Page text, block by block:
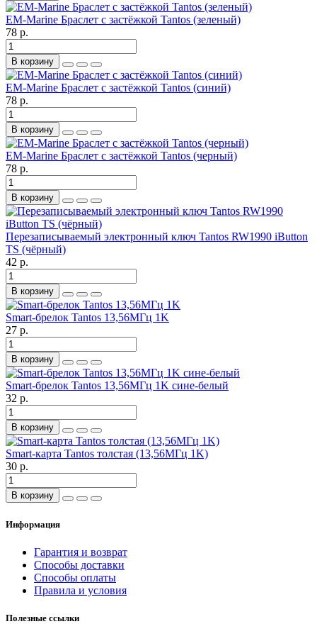
EM-Marine Браслет с застёжкой Tantos (зеленый)
78 р.
В корзину
EM-Marine Браслет с застёжкой Tantos (синий)
78 р.
В корзину
EM-Marine Браслет с застёжкой Tantos (черный)
78 р.
В корзину
Перезаписываемый электронный ключ Tantos RW1990 iButton
TS (чёрный)
42 р.
В корзину
Smart-брелок Tantos 13,56МГц 1K
27 р.
В корзину
Smart-брелок Tantos 13,56МГц 1K сине-белый
32 р.
В корзину
Smart-карта Tantos толстая (13,56МГц 1K)
30 р.
В корзину
Информация
Гарантия и возврат
Способы доставки
Способы оплаты
Правила и условия
Полезные ссылки